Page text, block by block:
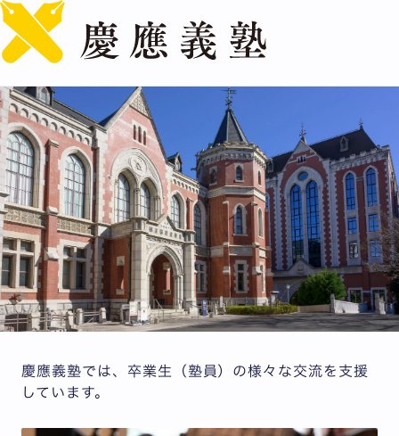
卒業生（塾員）
慶應義塾では、卒業生（塾員）の様々な交流を支援
しています。